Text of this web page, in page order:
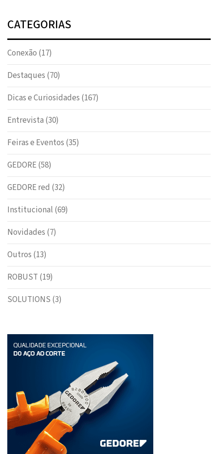
CATEGORIAS
Conexão (17)
Destaques (70)
Dicas e Curiosidades (167)
Entrevista (30)
Feiras e Eventos (35)
GEDORE(58)
GEDORE red (32)
Institucional (69)
Novidades (7)
Outros (13)
ROBUST (19)
SOLUTIONS (3)